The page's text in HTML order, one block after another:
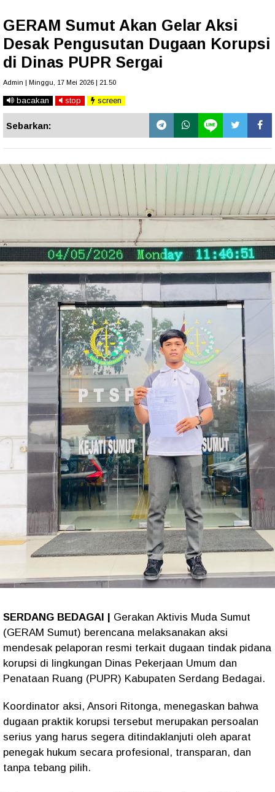
GERAM Sumut Akan Gelar Aksi
Desak Pengusutan Dugaan Korupsi
di Dinas PUPR Sergai
Admin | Minggu, 17 Mei 2026 | 21.50
bacakan stop screen
Sebarkan:
SERDANG BEDAGAI | Gerakan Aktivis Muda Sumut
(GERAM Sumut) berencana melaksanakan aksi
mendesak pelaporan resmi terkait dugaan tindak pidana
korupsi di lingkungan Dinas Pekerjaan Umum dan
Penataan Ruang (PUPR) Kabupaten Serdang Bedagai.
Koordinator aksi, Ansori Ritonga, menegaskan bahwa
dugaan praktik korupsi tersebut merupakan persoalan
serius yang harus segera ditindaklanjuti oleh aparat
penegak hukum secara profesional, transparan, dan
tanpa tebang pilih.